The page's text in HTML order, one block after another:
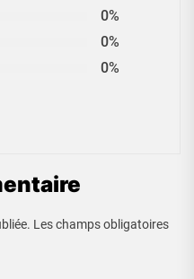
0%
0%
0%
Les champs obligatoires